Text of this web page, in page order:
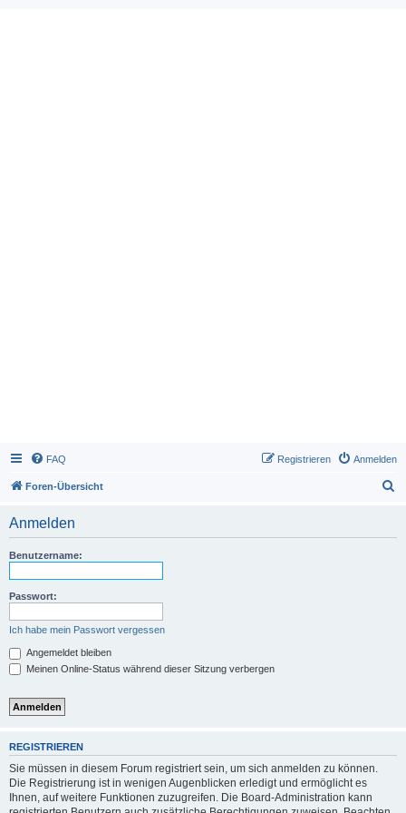
FAQ Anmelden
Registrieren
Foren-Übersicht
Anmelden
Benutzername:
Passwort:
Ich habe mein Passwort vergessen
Angemeldet bleiben
Meinen Online-Status während dieser Sitzung verbergen
REGISTRIEREN
Sie müssen in diesem Forum registriert sein, um sich anmelden zu können.
Die Registrierung ist in wenigen Augenblicken erledigt und ermöglicht es
Ihnen, auf weitere Funktionen zuzugreifen. Die Board-Administration kann